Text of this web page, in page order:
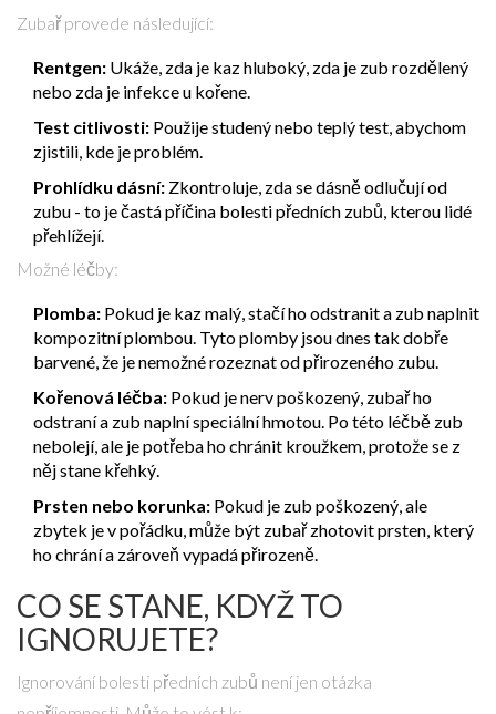
Zubař provede následující:
Rentgen: Ukáže, zda je kaz hluboký, zda je zub rozdělený
nebo zda je infekce u kořene.
Test citlivosti: Použije studený nebo teplý test, abychom
zjistili, kde je problém.
Prohlídku dásní: Zkontroluje, zda se dásně odlučují od
zubu - to je častá příčina bolesti předních zubů, kterou lidé
přehlížejí.
Možné léčby:
Plomba: Pokud je kaz malý, stačí ho odstranit a zub naplnit
kompozitní plombou. Tyto plomby jsou dnes tak dobře
barvené, že je nemožné rozeznat od přirozeného zubu.
Kořenová léčba: Pokud je nerv poškozený, zubař ho
odstraní a zub naplní speciální hmotou. Po této léčbě zub
nebolejí, ale je potřeba ho chránit kroužkem, protože se z
něj stane křehký.
Prsten nebo korunka: Pokud je zub poškozený, ale
zbytek je v pořádku, může být zubař zhotovit prsten, který
ho chrání a zároveň vypadá přirozeně.
CO SE STANE, KDYŽ TO
IGNORUJETE?
Ignorování bolesti předních zubů není jen otázka